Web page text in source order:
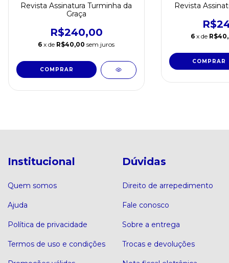
Revista Assinatura Turminha da
Graça
R$240,00
6 x de R$40,00 sem juros
Revista
6 x de
Institucional
Quem somos
Ajuda
Política de privacidade
Termos de uso e condições
Dúvidas
Direito de arrepedimento
Fale conosco
Sobre a entrega
Trocas e devoluções